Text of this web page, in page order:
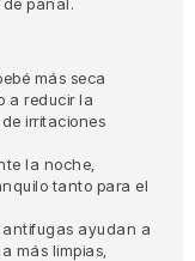
más seca
a reducir la
irritaciones
la noche,
tanto para el
antifugas ayudan a
más limpias,